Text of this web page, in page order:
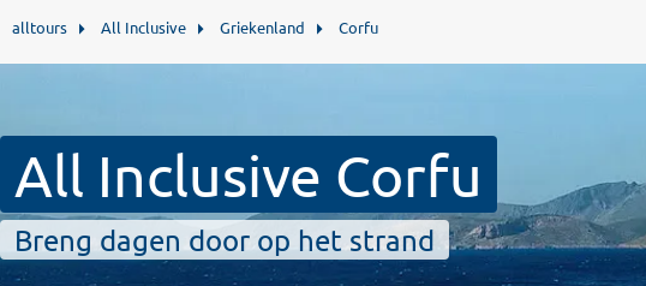
alltours All Inclusive Griekenland Corfu
All Inclusive Corfu
Breng dagen door op het strand